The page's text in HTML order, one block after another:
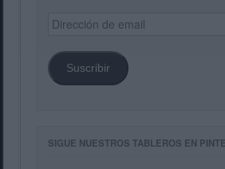
Dirección
de
Suscribir
SIGUE NUESTROS TABLEROS EN